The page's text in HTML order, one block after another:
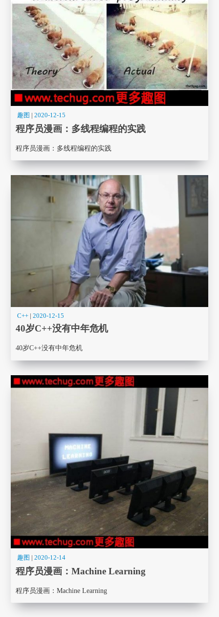
趣图 |2020-12-15
程序员漫画： 多线程编程的实践
程序员漫画： 多线程编程的实践
C++ |2020-12-15
40岁C++没有中年危机
40岁C++没有中年危机
趣图 |2020-12-14
程序员漫画： Machine Learning
程序员漫画： Machine Learning